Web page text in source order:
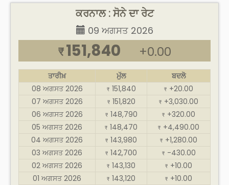
ਕਰਨਾਲ : ਸੋਨੇ ਦਾ ਰੇਟ
09 ਅਗਸਤ 2026
₹ 151,840 +0.00
ਤਾਰੀਖ਼ ਮੁੱਲ
ਬਦਲੋ
08 ਅਗਸਤ 2026
₹ 151,840 ₹ +20.00
07 ਅਗਸਤ 2026
₹ 151,820 ₹ +3,030.00
06 ਅਗਸਤ 2026
₹ 148,790 ₹ +320.00
05 ਅਗਸਤ 2026
₹ 148,470 ₹ +4,490.00
04 ਅਗਸਤ 2026
₹ 143,980 ₹ +1,280.00
03 ਅਗਸਤ 2026
₹ 142,700 ₹ -430.00
02 ਅਗਸਤ 2026
₹ 143,130 ₹ +10.00
01 ਅਗਸਤ 2026
₹ 143,120 ₹ +10.00